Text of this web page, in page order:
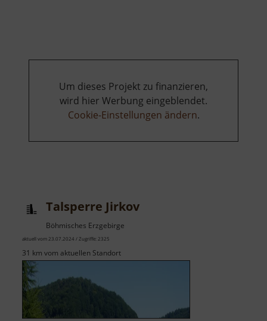
Um dieses Projekt zu finanzieren,
wird hier Werbung eingeblendet.
Cookie-Einstellungen ändern.
Talsperre Jirkov
Böhmisches Erzgebirge
aktuell vom 23.07.2024 / Zugriffe: 2325
31 km vom aktuellen Standort